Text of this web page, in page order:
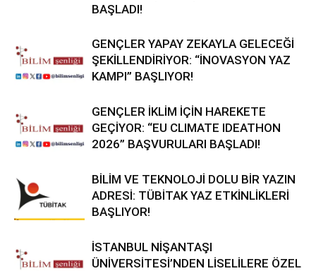
BAŞLADI!
GENÇLER YAPAY ZEKAYLA GELECEĞİ
ŞEKİLLENDİRİYOR: “İNOVASYON YAZ
KAMPI” BAŞLIYOR!
GENÇLER İKLİM İÇİN HAREKETE
GEÇİYOR: “EU CLIMATE IDEATHON
2026” BAŞVURULARI BAŞLADI!
BİLİM VE TEKNOLOJİ DOLU BİR YAZIN
ADRESİ: TÜBİTAK YAZ ETKİNLİKLERİ
BAŞLIYOR!
İSTANBUL NİŞANTAŞI
ÜNİVERSİTESİ’NDEN LİSELİLERE ÖZEL